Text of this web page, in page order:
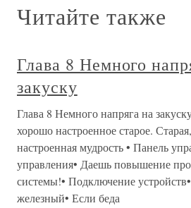
Читайте также
Глава 8 Немного
закуску
Глава 8 Немного напряга на
хорошо настроенное старое.
настроенная мудрость • Панель
управления• Даешь повышение
системы!• Подключение
железный• Если беда